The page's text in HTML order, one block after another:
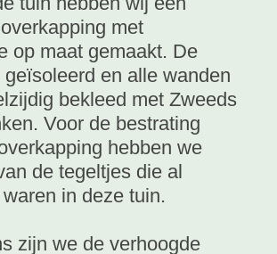
met
op maat gemaakt. De
geïsoleerd en alle wanden
bekleed met Zweeds
Voor de bestrating
hebben we
de tegeltjes die al
in deze tuin.
zijn we de verhoogde